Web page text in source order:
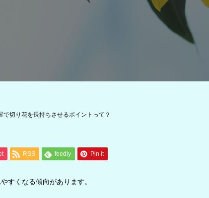
で切り花を長持ちさせるポイントって？
RSS feedly Pin it
すくなる傾向があります。